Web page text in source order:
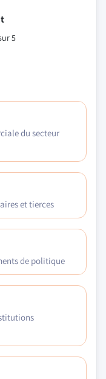
5
du secteur
et tierces
de politique